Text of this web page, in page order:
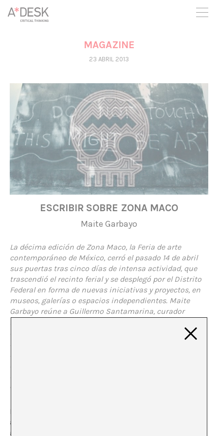
crees también en A*DESK seguimos necesitándote para poder
seguir adelante. Ahora puedes participar del proyecto y
apoyarlo.
MAGAZINE
23 ABRIL 2013
ESCRIBIR SOBRE ZONA MACO
Maite Garbayo
La décima edición de Zona Maco, la Feria de arte
contemporáneo de México, cerró el pasado 14 de abril
sus puertas tras cinco días de intensa actividad, que
trascendió el recinto ferial y se desplegó por el Distrito
Federal en forma de nuevas iniciativas y proyectos, en
museos, galerías o espacios independientes. Maite
Garbayo reúne a Guillermo Santamarina, curador
Experimental el Eco en la ciudad de México; Daniel
Montero, crítico de arte y responsable de Campus
Expandido (MUAC) y a Jorge Satorre, artista, para
recabar sus opiniones sobre la feria. Esto es lo que nos
cuenta.
En general, escribir sobre una feria no resulta en
absoluto excitante. A no ser que se realice un profundo
análisis crítico de las particularidades sociales,